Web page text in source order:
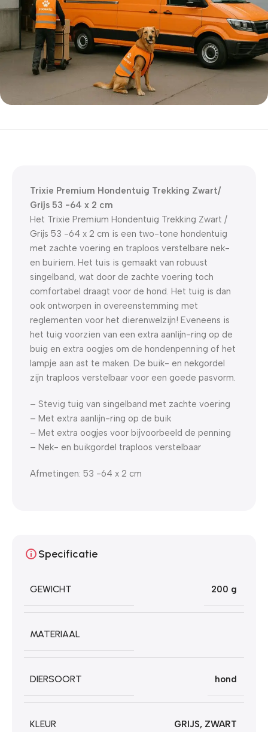
5% korting met code
Trixie Premium Hondentuig Trekking Zwart/
Grijs 53 -64 x 2 cm
Het Trixie Premium Hondentuig Trekking Zwart /
Grijs 53 -64 x 2 cm is een two-tone hondentuig
met zachte voering en traploos verstelbare nek-
en buiriem. Het tuis is gemaakt van robuust
singelband, wat door de zachte voering toch
comfortabel draagt voor de hond. Het tuig is dan
ook ontworpen in overeenstemming met
reglementen voor het dierenwelzijn! Eveneens is
het tuig voorzien van een extra aanlijn-ring op de
buig en extra oogjes om de hondenpenning of het
lampje aan ast te maken. De buik- en nekgordel
zijn traploos verstelbaar voor een goede pasvorm.
– Stevig tuig van singelband met zachte voering
– Met extra aanlijn-ring op de buik
– Met extra oogjes voor bijvoorbeeld de penning
– Nek- en buikgordel traploos verstelbaar
Afmetingen: 53 -64 x 2 cm
Specificatie
GEWICHT 200 g
MATERIAAL
DIERSOORT hond
KLEUR GRIJS, ZWART